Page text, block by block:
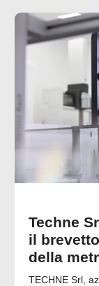
Techne
il
della
TECHNE Srl,